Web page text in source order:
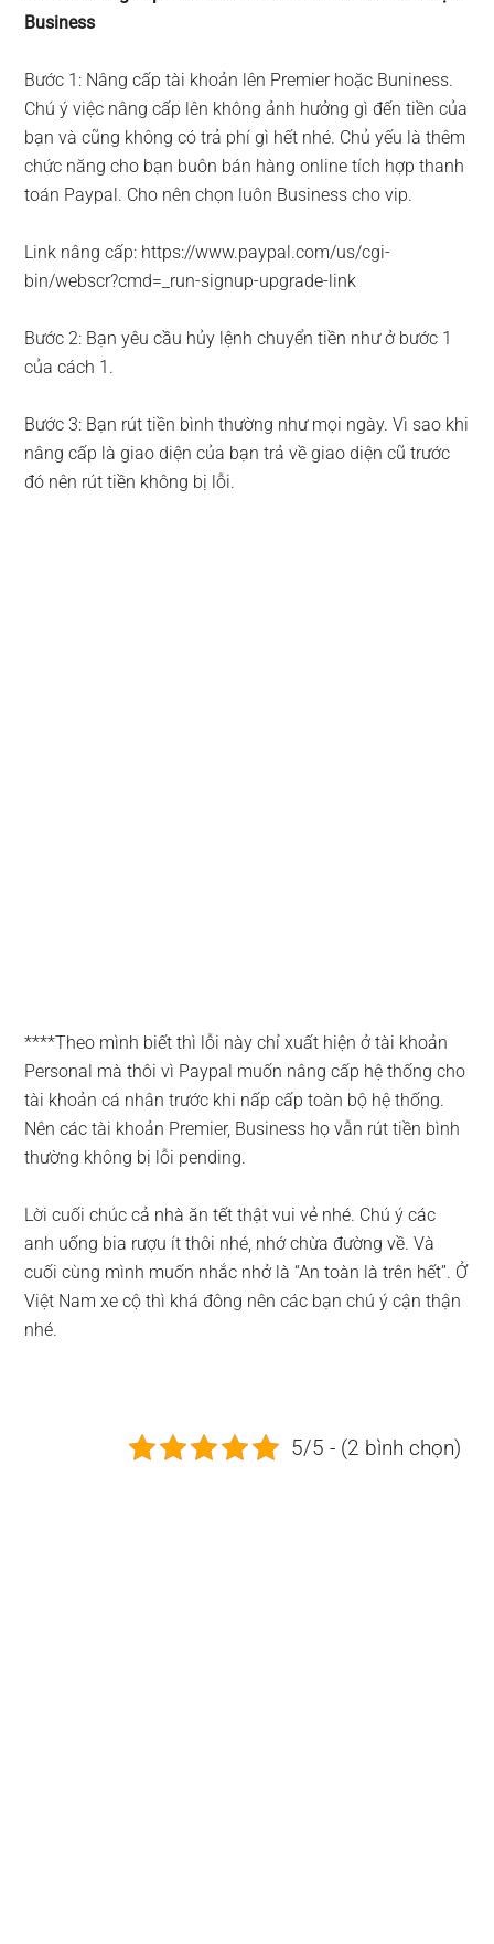
Business
Bước 1: Nâng cấp tài khoản lên Premier hoặc Buniness.
Chú ý việc nâng cấp lên không ảnh hưởng gì đến tiền của
bạn và cũng không có trả phí gì hết nhé. Chủ yếu là thêm
chức năng cho bạn buôn bán hàng online tích hợp thanh
toán Paypal. Cho nên chọn luôn Business cho vip.
Link nâng cấp: https://www.paypal.com/us/cgi-
bin/webscr?cmd=_run-signup-upgrade-link
Bước 2: Bạn yêu cầu hủy lệnh chuyển tiền như ở bước 1
của cách 1.
Bước 3: Bạn rút tiền bình thường như mọi ngày. Vì sao khi
nâng cấp là giao diện của bạn trả về giao diện cũ trước
đó nên rút tiền không bị lỗi.
****Theo mình biết thì lỗi này chỉ xuất hiện ở tài khoản
Personal mà thôi vì Paypal muốn nâng cấp hệ thống cho
tài khoản cá nhân trước khi nấp cấp toàn bộ hệ thống.
Nên các tài khoản Premier, Business họ vẫn rút tiền bình
thường không bị lỗi pending.
Lời cuối chúc cả nhà ăn tết thật vui vẻ nhé. Chú ý các
anh uống bia rượu ít thôi nhé, nhớ chừa đường về. Và
cuối cùng mình muốn nhắc nhở là “An toàn là trên hết”. Ở
Việt Nam xe cộ thì khá đông nên các bạn chú ý cận thận
nhé.
5/5 - (2 bình chọn)